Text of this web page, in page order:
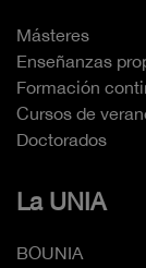
Másteres
Enseñanzas
Formación
Cursos de
Doctorados
La UNIA
BOUNIA